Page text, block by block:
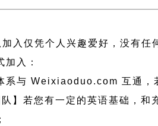
入仅凭个人兴趣爱好，没有任
加入：
系与Weixiaoduo.com 互通，
队】若您有一定的英语基础，